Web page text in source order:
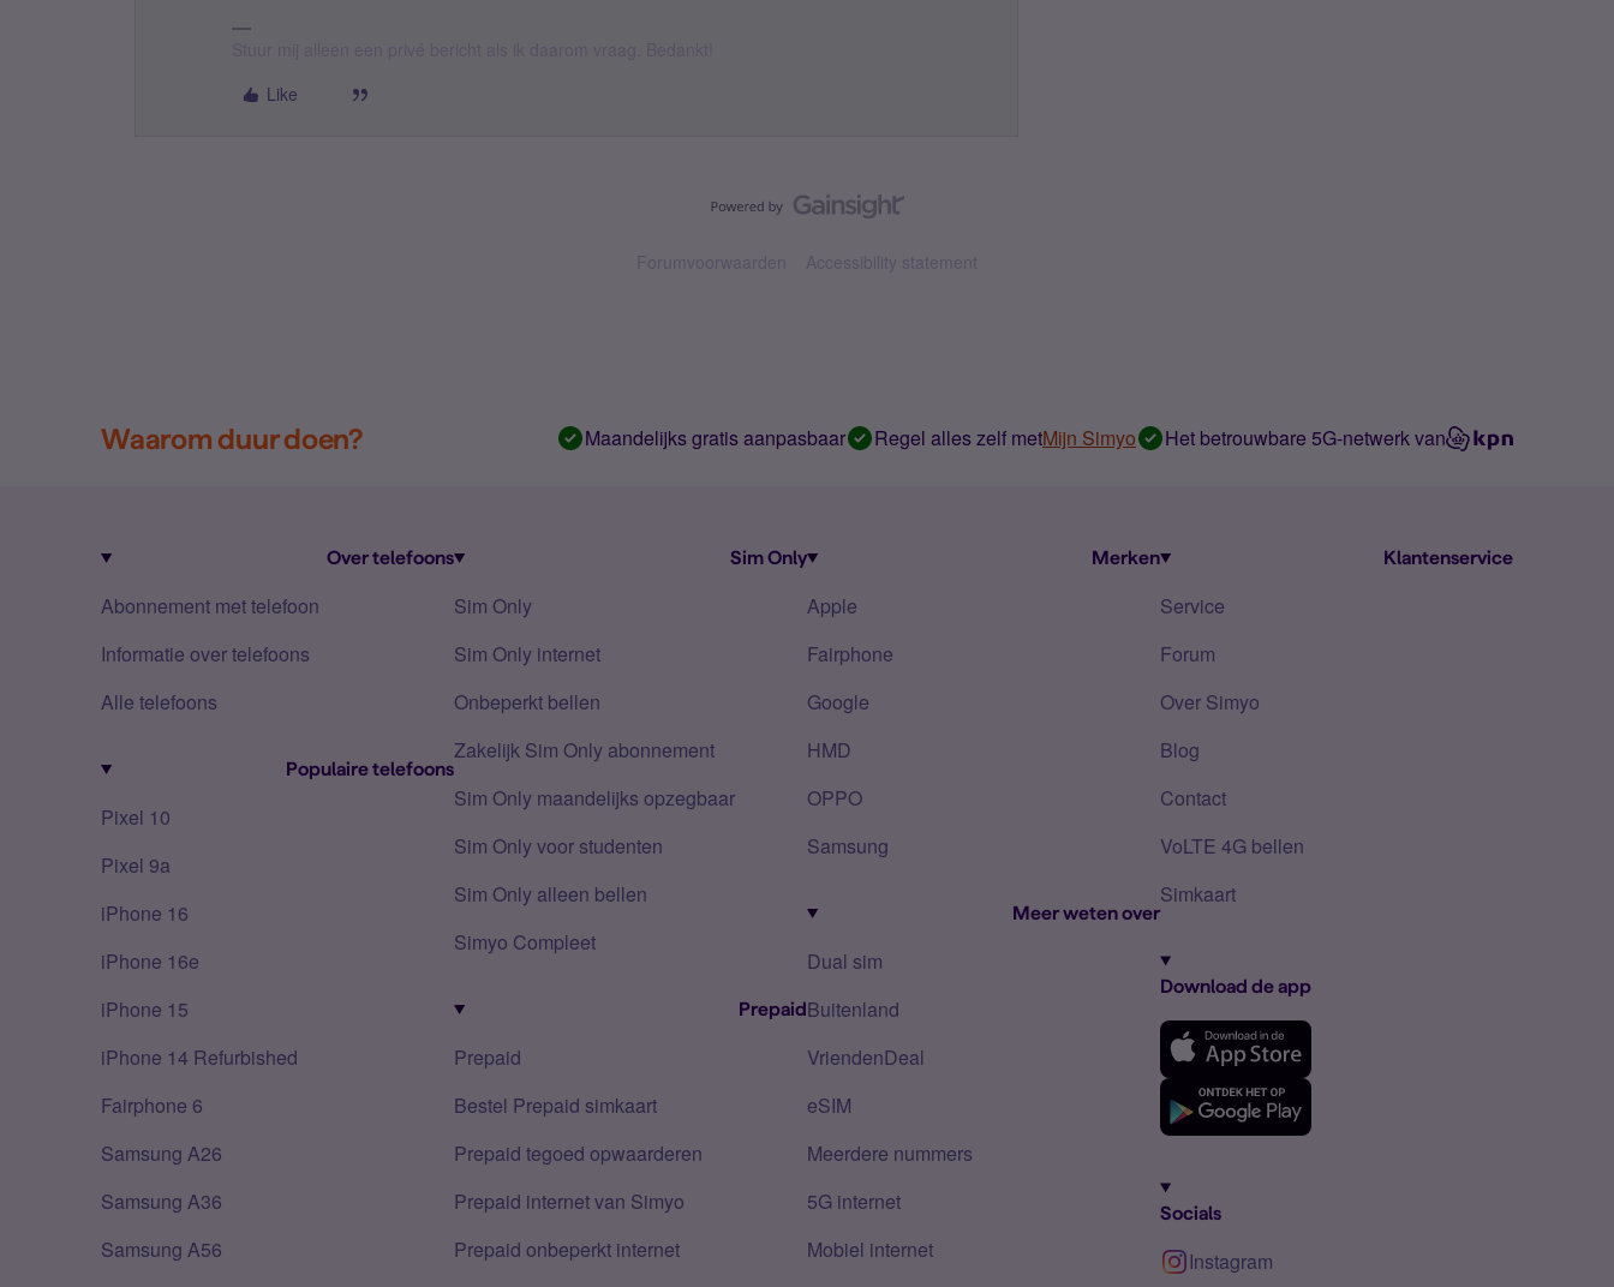
Like
Forumvoorwaarden Accessibility statement
Waarom duur doen? Maandelijks gratis aanpasbaar Regel alles zelf metMijn Simyo Het betrouwbare 5G-netwerk van
Over telefoons
Abonnement met telefoon
Informatie over telefoons
Alle telefoons
Populaire telefoons
Pixel 10
Pixel 9a
iPhone 16
iPhone 16e
iPhone 15
iPhone 14 Refurbished
Fairphone 6
Samsung A26
Samsung A36
Samsung A56
Sim Only
Sim Only
Sim Only internet
Onbeperkt bellen
Zakelijk Sim Only abonnement
Sim Only maandelijks opzegbaar
Sim Only voor studenten
Sim Only alleen bellen
Simyo Compleet
Prepaid
Prepaid
Bestel Prepaid simkaart
Prepaid tegoed opwaarderen
Prepaid internet van Simyo
Prepaid onbeperkt internet
Merken
Apple
Fairphone
Google
HMD
OPPO
Samsung
Meer weten over
Dual sim
Buitenland
VriendenDeal
eSIM
Meerdere nummers
5G internet
Mobiel internet
Klantenservice
Service
Forum
Over Simyo
Blog
Contact
VoLTE 4G bellen
Simkaart
Download de app
Socials
Instagram